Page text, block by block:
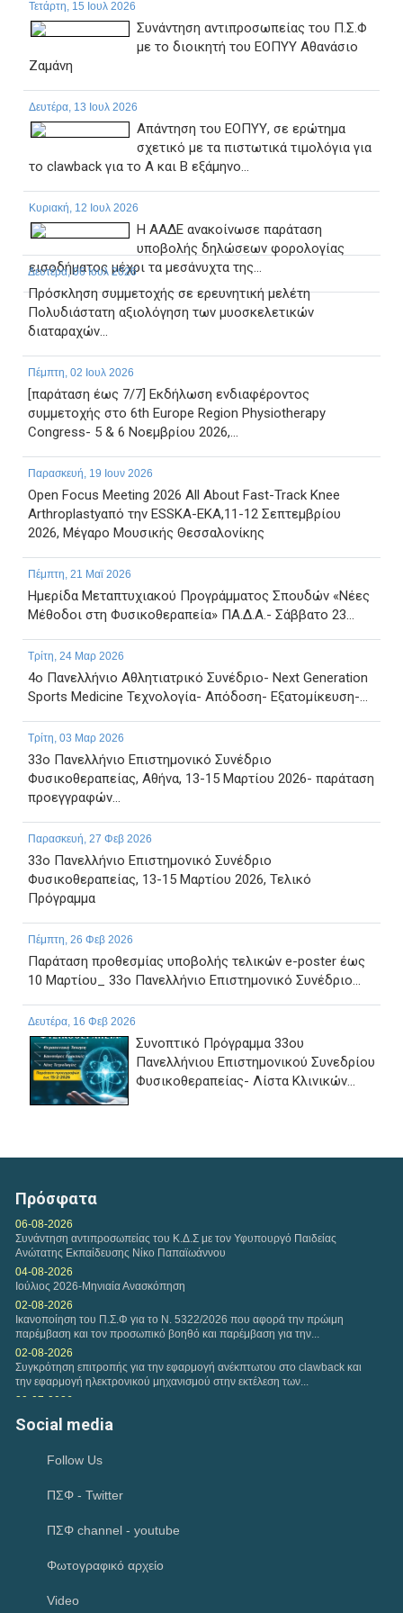
Τετάρτη, 15 Ιουλ 2026
Συνάντηση αντιπροσωπείας του Π.Σ.Φ
με το διοικητή του ΕΟΠΥΥ Αθανάσιο
Ζαμάνη
Δευτέρα, 13 Ιουλ 2026
Απάντηση του ΕΟΠΥΥ, σε ερώτημα
σχετικό με τα πιστωτικά τιμολόγια για
το clawback για το Α και Β εξάμηνο...
Κυριακή, 12 Ιουλ 2026
Η ΑΑΔΕ ανακοίνωσε παράταση
υποβολής δηλώσεων φορολογίας
εισοδήματος μέχρι τα μεσάνυχτα της...
Δευτέρα, 06 Ιουλ 2026
Πρόσκληση συμμετοχής σε ερευνητική μελέτη
Πολυδιάστατη αξιολόγηση των μυοσκελετικών
διαταραχών...
Πέμπτη, 02 Ιουλ 2026
[παράταση έως 7/7] Εκδήλωση ενδιαφέροντος
συμμετοχής στο 6th Europe Region Physiotherapy
Congress- 5 & 6 Νοεμβρίου 2026,...
Παρασκευή, 19 Ιουν 2026
Open Focus Meeting 2026 All About Fast-Track Knee
Arthroplastyαπό την ESSKA-EKA,11-12 Σεπτεμβρίου
2026, Μέγαρο Μουσικής Θεσσαλονίκης
Πέμπτη, 21 Μαϊ 2026
Ημερίδα Μεταπτυχιακού Προγράμματος Σπουδών «Νέες
Μέθοδοι στη Φυσικοθεραπεία» ΠΑ.Δ.Α.- Σάββατο 23...
Τρίτη, 24 Μαρ 2026
4ο Πανελλήνιο Αθλητιατρικό Συνέδριο- Next Generation
Sports Medicine Τεχνολογία- Απόδοση- Εξατομίκευση-...
Τρίτη, 03 Μαρ 2026
33ο Πανελλήνιο Επιστημονικό Συνέδριο
Φυσικοθεραπείας, Αθήνα, 13-15 Μαρτίου 2026- παράταση
προεγγραφών...
Παρασκευή, 27 Φεβ 2026
33ο Πανελλήνιο Επιστημονικό Συνέδριο
Φυσικοθεραπείας, 13-15 Μαρτίου 2026, Τελικό
Πρόγραμμα
Πέμπτη, 26 Φεβ 2026
Παράταση προθεσμίας υποβολής τελικών e-poster έως
10 Μαρτίου_ 33ο Πανελλήνιο Επιστημονικό Συνέδριο...
Δευτέρα, 16 Φεβ 2026
Συνοπτικό Πρόγραμμα 33ου
Πανελλήνιου Επιστημονικού Συνεδρίου
Φυσικοθεραπείας- Λίστα Κλινικών...
Αναφορικά με τη διαδικασία υποβολών Ευρωπαίων
Τετάρτη, 04 Φεβ 2026
Η εταιρεία της VODAFONE προσφέρει στα μέλη του
Πανελλήνιου Συλλόγου Φυσικοθεραπευτών Σ.Φ. ειδική...
Δευτέρα, 02 Φεβ 2026
Πρόταση συνεργασίας Π.Σ.Φ. και ΚΕΚ ΓΣΕΒΕΕ-ΚΔΒΜ στο
πλαίσιο παροχής προγραμμάτων επιμόρφωσης για...
Παρασκευή, 30 Ιαν 2026
Ευρωπαϊκό Συνέδριο HEPA 2026 έχει ξεκινήσει. HEPA...
Πρόσφατα
06-08-2026
Συνάντηση αντιπροσωπείας του Κ.Δ.Σ με τον Υφυπουργό Παιδείας
Ανώτατης Εκπαίδευσης Νίκο Παπαϊωάννου
04-08-2026
Ιούλιος 2026-Μηνιαία Ανασκόπηση
02-08-2026
Ικανοποίηση του Π.Σ.Φ για το Ν. 5322/2026 που αφορά την πρώιμη
παρέμβαση και τον προσωπικό βοηθό και παρέμβαση για την...
02-08-2026
Συγκρότηση επιτροπής για την εφαρμογή ανέκπτωτου στο clawback και
την εφαρμογή ηλεκτρονικού μηχανισμού στην εκτέλεση των...
29-07-2026
«Καθημερινή» για δημοσίευμα σχετικά με τους...
θεσμική συνάντηση με τον Συντονιστή του Γραφείου του Πρωθυπουργού
Έναρξη νέου κύκλου σπουδών- ΑΘΗΝΑ (2026-2028) MANUAL THERAPY
23-07-2026
19-07-2026
Δημοσίευση των εγγράφων που εγκρίθηκαν στην 15η Γενική Συνέλευση
Social media
Follow Us
ΠΣΦ - Twitter
ΠΣΦ channel - youtube
Φωτογραφικό αρχείο
Video